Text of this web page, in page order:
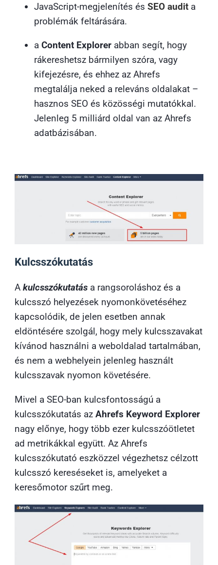
JavaScript-megjelenítés és SEO audit a
problémák feltárására.
a Content Explorer abban segít, hogy
rákereshetsz bármilyen szóra, vagy
kifejezésre, és ehhez az Ahrefs
megtalálja neked a releváns oldalakat –
hasznos SEO és közösségi mutatókkal.
Jelenleg 5 milliárd oldal van az Ahrefs
adatbázisában.
Kulcsszókutatás
A kulcsszókutatás a rangsoroláshoz és a
kulcsszó helyezések nyomonkövetéséhez
kapcsolódik, de jelen esetben annak
eldöntésére szolgál, hogy mely kulcsszavakat
kívánod használni a weboldalad tartalmában,
és nem a webhelyein jelenleg használt
kulcsszavak nyomon követésére.
Mivel a SEO-ban kulcsfontosságú a
kulcsszókutatás az Ahrefs Keyword Explorer
nagy előnye, hogy több ezer kulcsszóötletet
ad metrikákkal együtt. Az Ahrefs
kulcsszókutató eszközzel végezhetsz célzott
kulcsszó kereséseket is, amelyeket a
keresőmotor szűrt meg.